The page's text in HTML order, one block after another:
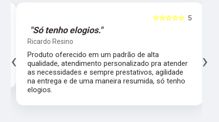
5
☆☆☆☆☆
"Só tenho elogios."
Ricardo Resino
Produto oferecido em um padrão de alta
qualidade, atendimento personalizado pra atender
as necessidades e sempre prestativos, agilidade
na entrega e de uma maneira resumida, só tenho
elogios.
‹ ›